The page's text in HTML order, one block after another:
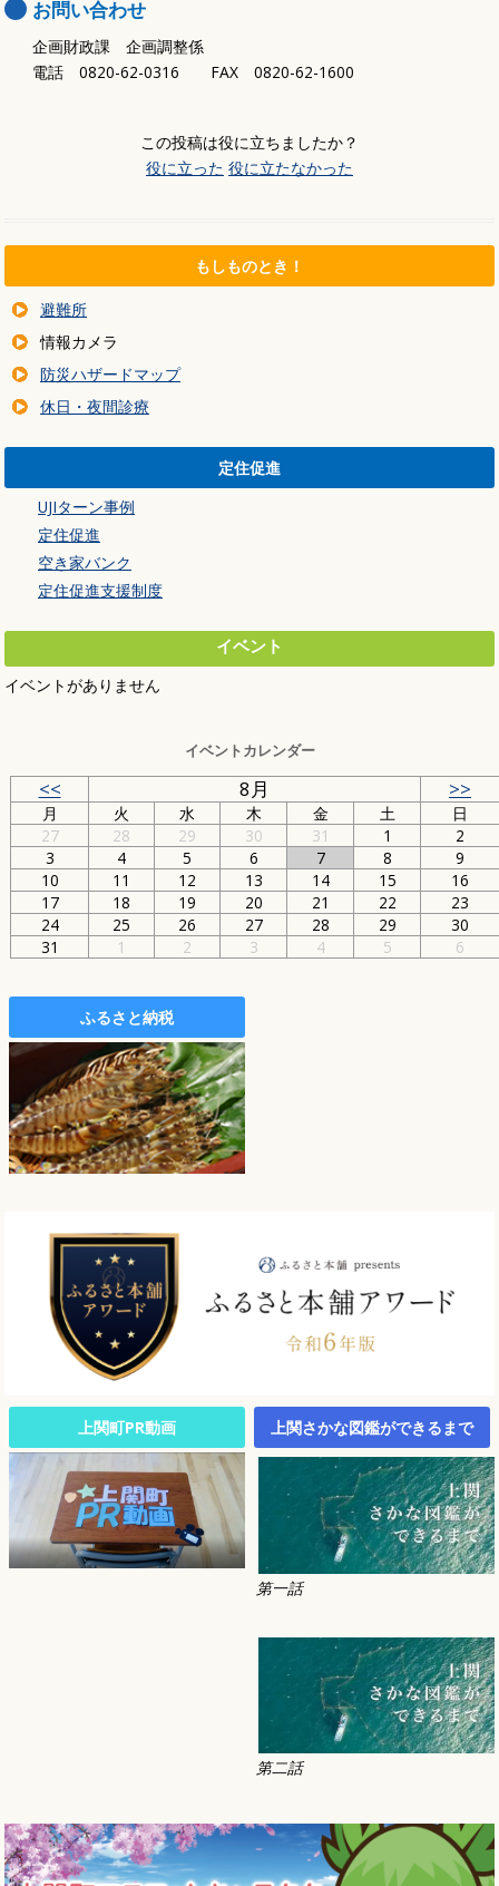
お問い合わせ
企画財政課 企画調整係
電話 0820-62-0316 FAX 0820-62-1600
この投稿は役に立ちましたか？
役に立った 役に立たなかった
もしものとき！
避難所
情報カメラ
防災ハザードマップ
休日・夜間診療
定住促進
UJIターン事例
定住促進
空き家バンク
定住促進支援制度
イベント
イベントがありません
イベントカレンダー
<< 8月 >>
月 火 水 木 金 土
日
27
28 29 30 31 1
2
3
4 5 6 7 8
9
10
11 12 13 14 15
16
17
18 19 20 21 22
23
24
25 26 27 28 29
30
31
1 2 3 4 5 6
ふるさと納税
上関町PR動画 上関さかな図鑑ができるまで
第一話
第二話